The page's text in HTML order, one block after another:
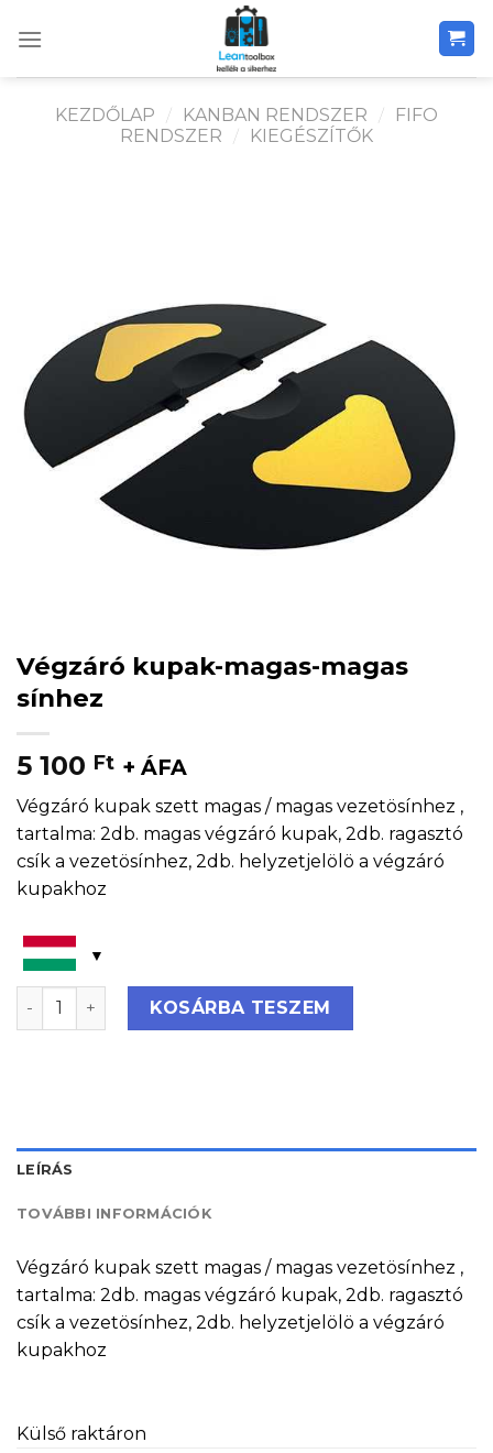
KEZDŐLAP / KANBAN RENDSZER /
FIFO
RENDSZER / KIEGÉSZÍTŐK
Végzáró kupak-magas-magas
sínhez
5 100 Ft + ÁFA
Végzáró kupak szett magas / magas vezetösínhez ,
tartalma: 2db. magas végzáró kupak, 2db. ragasztó
csík a vezetösínhez, 2db. helyzetjelölö a végzáró
kupakhoz
Végzáró kupak-magas-magas sínhez mennyiség
KOSÁRBA TESZEM
LEÍRÁS
TOVÁBBI INFORMÁCIÓK
Végzáró kupak szett magas / magas vezetösínhez ,
tartalma: 2db. magas végzáró kupak, 2db. ragasztó
csík a vezetösínhez, 2db. helyzetjelölö a végzáró
kupakhoz
Külső raktáron